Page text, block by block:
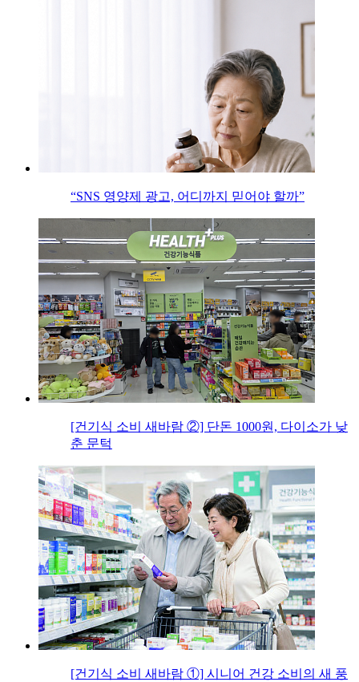
“SNS 영양제 광고, 어디까지 믿어야 할까”
[건기식 소비 새바람 ②] 단돈 1000원, 다이소가 낮
춘 문턱
[건기식 소비 새바람 ①] 시니어 건강 소비의 새 풍